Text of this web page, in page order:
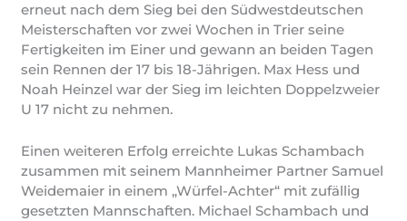
erneut nach dem Sieg bei den Südwestdeutschen
Meisterschaften vor zwei Wochen in Trier seine
Fertigkeiten im Einer und gewann an beiden Tagen
sein Rennen der 17 bis 18-Jährigen. Max Hess und
Noah Heinzel war der Sieg im leichten Doppelzweier
U 17 nicht zu nehmen.
Einen weiteren Erfolg erreichte Lukas Schambach
zusammen mit seinem Mannheimer Partner Samuel
Weidemaier in einem „Würfel-Achter“ mit zufällig
gesetzten Mannschaften. Michael Schambach und